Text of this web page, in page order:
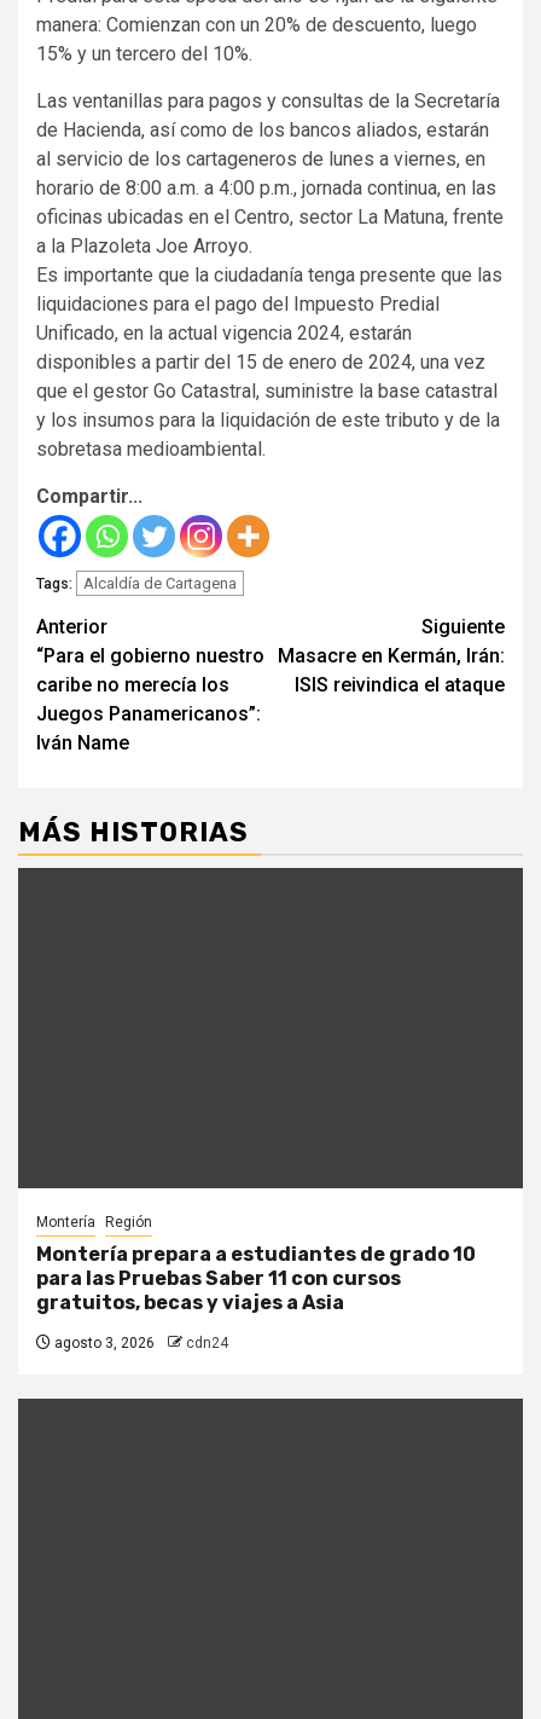
manera: Comienzan con un 20% de descuento, luego
15% y un tercero del 10%.
Las ventanillas para pagos y consultas de la Secretaría
de Hacienda, así como de los bancos aliados, estarán
al servicio de los cartageneros de lunes a viernes, en
horario de 8:00 a.m. a 4:00 p.m., jornada continua, en las
oficinas ubicadas en el Centro, sector La Matuna, frente
a la Plazoleta Joe Arroyo.
Es importante que la ciudadanía tenga presente que las
liquidaciones para el pago del Impuesto Predial
Unificado, en la actual vigencia 2024, estarán
disponibles a partir del 15 de enero de 2024, una vez
que el gestor Go Catastral, suministre la base catastral
y los insumos para la liquidación de este tributo y de la
sobretasa medioambiental.
Compartir...
Tags: Alcaldía de Cartagena
Seguir
leyendo
Anterior
“Para el gobierno nuestro
caribe no merecía los
Juegos Panamericanos”:
Iván Name
Siguiente
Masacre en Kermán, Irán:
ISIS reivindica el ataque
MÁS HISTORIAS
Montería Región
Montería prepara a estudiantes de grado 10
para las Pruebas Saber 11 con cursos
gratuitos, becas y viajes a Asia
agosto 3, 2026 cdn24